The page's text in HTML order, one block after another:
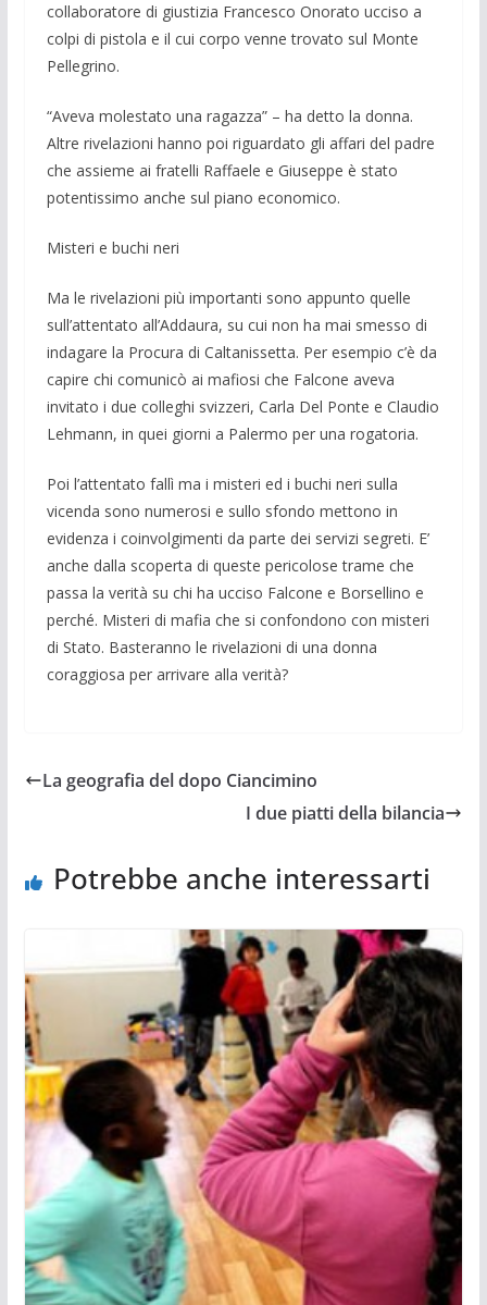
collaboratore di giustizia Francesco Onorato ucciso a
col­pi di pistola e il cui corpo venne trovato sul Monte
Pellegrino.
“Aveva molestato una ragazza” – ha detto la donna.
Altre ri­velazioni hanno poi riguardato gli affari del padre
che as­sieme ai fratelli Raffaele e Giuseppe è stato
potentissimo anche sul piano eco­nomico.
Misteri e buchi neri
Ma le rivelazioni più importanti sono appunto quelle
sull’attentato all’Addaura, su cui non ha mai smesso di
indagare la Procura di Caltanissetta. Per esempio c’è da
capire chi comunicò ai mafiosi che Falcone aveva
invitato i due colleghi svizzeri, Carla Del Ponte e Claudio
Leh­mann, in quei giorni a Palermo per una rogatoria.
Poi l’attentato fallì ma i misteri ed i buchi neri sulla
vicenda sono nume­rosi e sullo sfondo mettono in
evidenza i coin­volgimenti da parte dei servizi segre­ti. E’
anche dalla scoperta di queste peri­colose trame che
passa la verità su chi ha ucciso Falcone e Borsellino e
per­ché. Misteri di mafia che si confondono con misteri
di Stato. Basteranno le rive­lazioni di una donna
coraggiosa per arri­vare alla verità?
La geografia del dopo Ciancimino
I due piatti della bilancia
Potrebbe anche interessarti